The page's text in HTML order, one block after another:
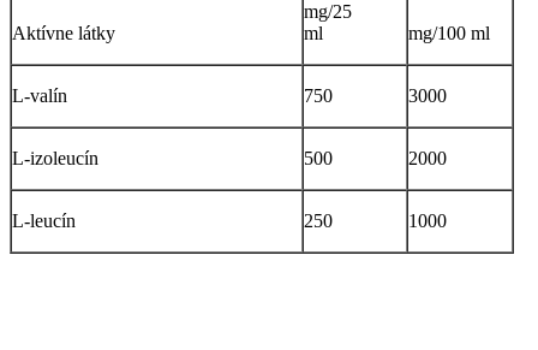
Aktívne látky
mg/25
ml
mg/100 ml
L-valín 750 3000
L-izoleucín 500 2000
L-leucín 250 1000